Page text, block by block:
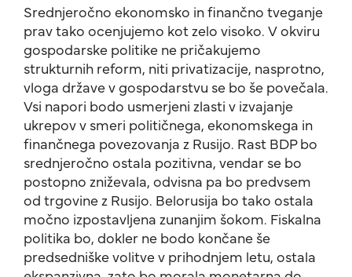
Srednjeročno ekonomsko in finančno tveganje
prav tako ocenjujemo kot zelo visoko. V okviru
gospodarske politike ne pričakujemo
strukturnih reform, niti privatizacije, nasprotno,
vloga države v gospodarstvu se bo še povečala.
Vsi napori bodo usmerjeni zlasti v izvajanje
ukrepov v smeri političnega, ekonomskega in
finančnega povezovanja z Rusijo. Rast BDP bo
srednjeročno ostala pozitivna, vendar se bo
postopno zniževala, odvisna pa bo predvsem
od trgovine z Rusijo. Belorusija bo tako ostala
močno izpostavljena zunanjim šokom. Fiskalna
politika bo, dokler ne bodo končane še
predsedniške volitve v prihodnjem letu, ostala